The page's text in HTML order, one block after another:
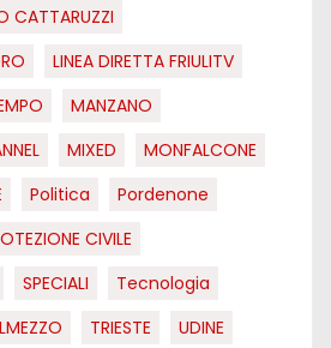
CATTARUZZI
LINEA DIRETTA FRIULITV
MANZANO
MIXED
MONFALCONE
Politica
Pordenone
CIVILE
SPECIALI
Tecnologia
TRIESTE
UDINE